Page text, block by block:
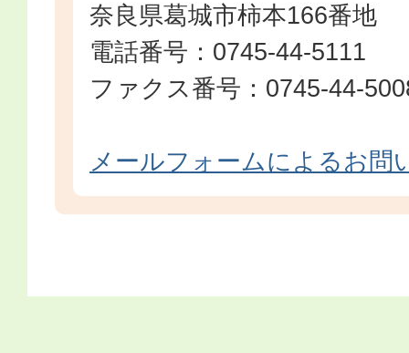
奈良県葛城市柿本166番地
電話番号：0745-44-5111
ファクス番号：0745-44-
メールフォームによるお問